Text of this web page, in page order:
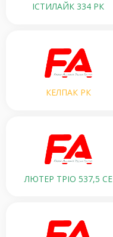
ІСТИЛАЙК 334 РК
КЕЛПАК РК
ЛЮТЕР ТРІО 537,5 СЕ